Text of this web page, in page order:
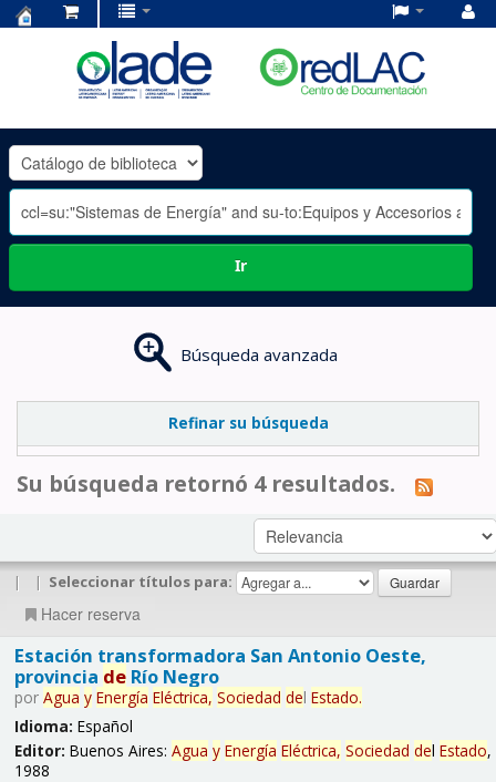
OLADE
-
Ir
Búsqueda avanzada
Refinar su búsqueda
Su búsqueda retornó 4 resultados.
| | Seleccionar títulos para:
Hacer reserva
Estación transformadora San Antonio Oeste,
provincia deRío Negro
por Agua y Energía Eléctrica, Sociedad del Estado.
Idioma: Español
Editor: Buenos Aires: Agua y Energía Eléctrica, Sociedad del Estado,
1988